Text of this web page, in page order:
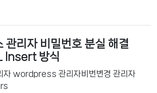
관리자 비밀번호 분실 해결
Insert 방식
자 wordpress 관리자비번변경 관리자